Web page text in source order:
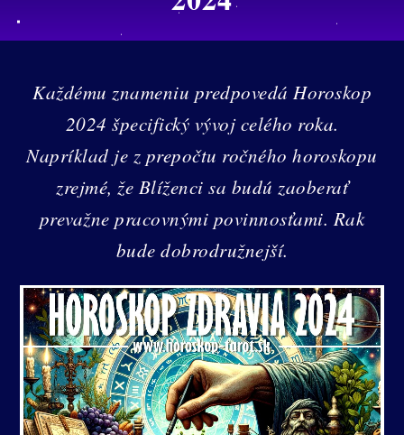
Každému znameniu predpovedá Horoskop
2024 špecifický vývoj celého roka.
Napríklad je z prepočtu ročného horoskopu
zrejmé, že Blíženci sa budú zaoberať
prevažne pracovnými povinnosťami. Rak
bude dobrodružnejší.